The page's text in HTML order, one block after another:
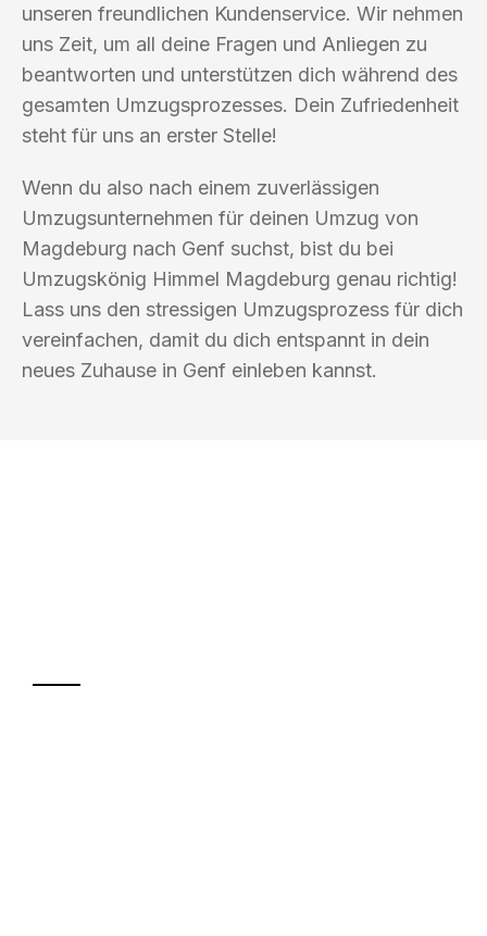
unseren freundlichen Kundenservice. Wir nehmen
uns Zeit, um all deine Fragen und Anliegen zu
beantworten und unterstützen dich während des
gesamten Umzugsprozesses. Dein Zufriedenheit
steht für uns an erster Stelle!
Wenn du also nach einem zuverlässigen
Umzugsunternehmen für deinen Umzug von
Magdeburg nach Genf suchst, bist du bei
Umzugskönig Himmel Magdeburg genau richtig!
Lass uns den stressigen Umzugsprozess für dich
vereinfachen, damit du dich entspannt in dein
neues Zuhause in Genf einleben kannst.